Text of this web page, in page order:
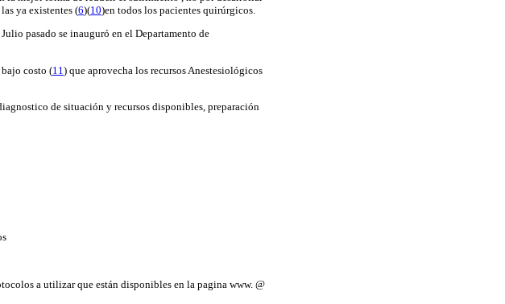
ya existentes (6)(10)en todos los pacientes quirúrgicos.
pasado se inauguró en el Departamento de
costo (11 ) que aprovecha los recursos Anestesiológicos
de situación y recursos disponibles, preparación
a utilizar que están disponibles en la pagina www. @